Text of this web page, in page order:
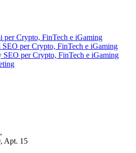
per Crypto, FinTech e iGaming
SEO per Crypto, FinTech e iGaming
SEO per Crypto, FinTech e iGaming
Apt. 15